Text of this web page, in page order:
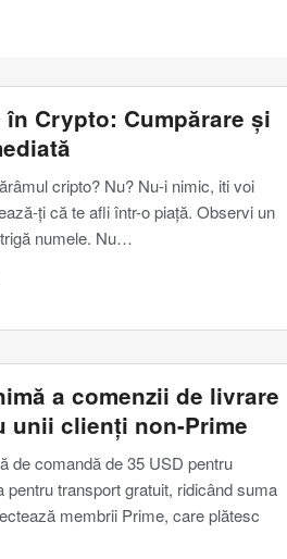
Crypto: Cumpărare și
cripto? Nu? Nu-i nimic, iti voi
ți că te afli într-o piață. Observi un
numele. Nu…
a comenzii de livrare
unii clienți non-Prime
de comandă de 35 USD pentru
transport gratuit, ridicând suma
membrii Prime, care plătesc